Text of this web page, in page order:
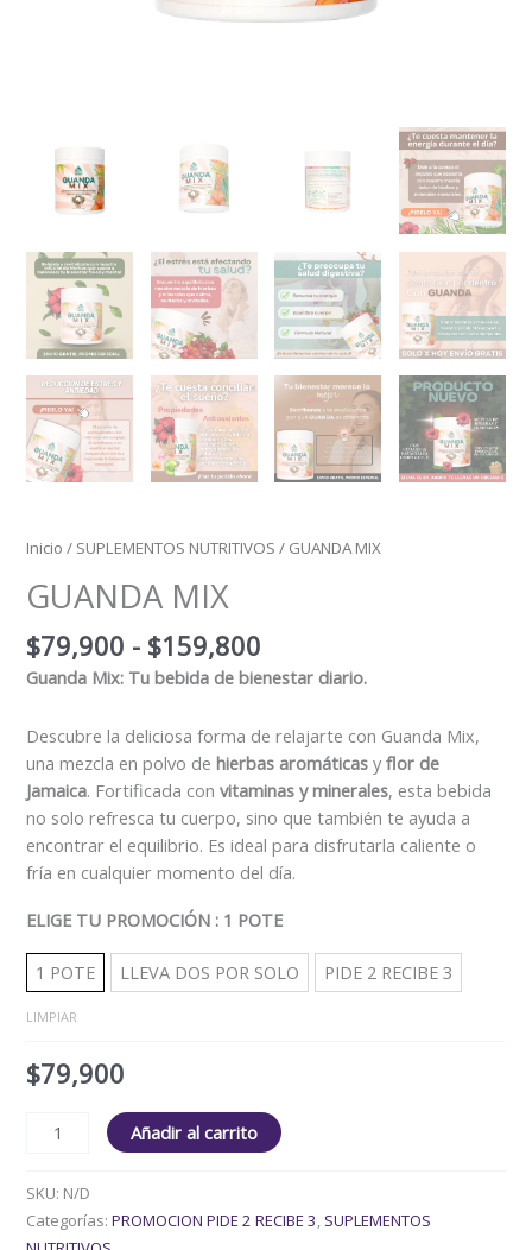
Inicio / SUPLEMENTOS NUTRITIVOS / GUANDA MIX
GUANDA MIX
$79,900 - $159,800
Guanda Mix: Tu bebida de bienestar diario.
Descubre la deliciosa forma de relajarte con Guanda Mix,
una mezcla en polvo dehierbas aromáticas yflor de
Jamaica. Fortificada convitaminas y minerales, esta bebida
no solo refresca tu cuerpo, sino que también te ayuda a
encontrar el equilibrio. Es ideal para disfrutarla caliente o
fría en cualquier momento del día.
ELIGE TU PROMOCIÓN : 1 POTE
1 POTE LLEVA DOS POR SOLO PIDE 2 RECIBE 3
LIMPIAR
$79,900
Añadir al carrito
SKU: N/D
Categorías:PROMOCION PIDE 2 RECIBE 3, SUPLEMENTOS